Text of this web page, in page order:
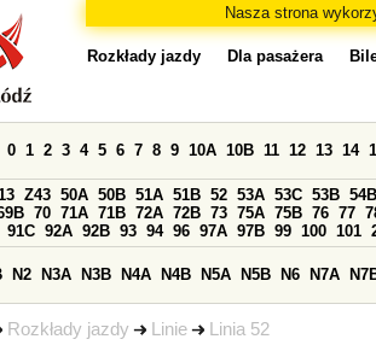
Nasza strona
Rozkłady jazdy Linie Linia 52
Rozkłady jazdy Dla pasażera
0 1 2 3 4 5 6 7 8 9 10A 10B 11 12 13 14
Z43 50A 50B 51A 51B 52 53A 53C 53B 54B
70 71A 71B 72A 72B 73 75A 75B 76 77
91C 92A 92B 93 94 96 97A 97B 99 100 101
N2 N3A N3B N4A N4B N5A N5B N6 N7A